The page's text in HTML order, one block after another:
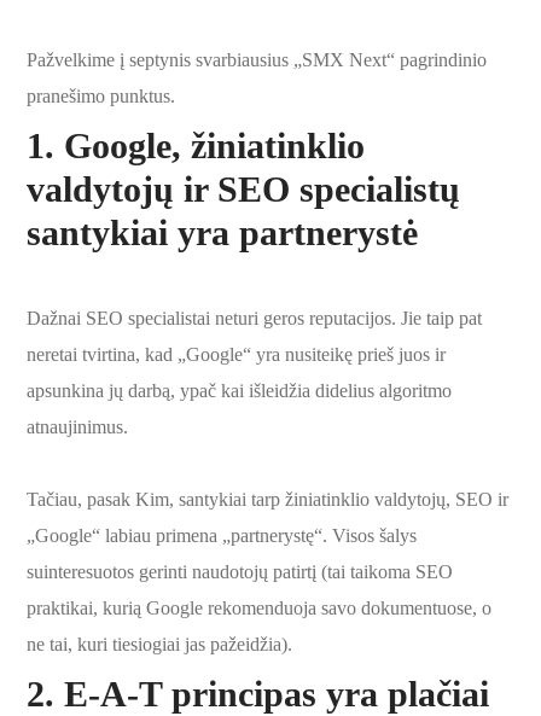
Pažvelkime į septynis svarbiausius „SMX Next“ pagrindinio
pranešimo punktus.
1. Google, žiniatinklio
valdytojų ir SEO specialistų
santykiai yra partnerystė
Dažnai SEO specialistai neturi geros reputacijos. Jie taip pat
neretai tvirtina, kad „Google“ yra nusiteikę prieš juos ir
apsunkina jų darbą, ypač kai išleidžia didelius algoritmo
atnaujinimus.
Tačiau, pasak Kim, santykiai tarp žiniatinklio valdytojų, SEO ir
„Google“ labiau primena „partnerystę“. Visos šalys
suinteresuotos gerinti naudotojų patirtį (tai taikoma SEO
praktikai, kurią Google rekomenduoja savo dokumentuose, o
ne tai, kuri tiesiogiai jas pažeidžia).
2.E-A-T principas yra plačiai